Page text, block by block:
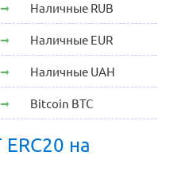
Наличные RUB
Наличные EUR
Наличные UAH
Bitcoin BTC
на